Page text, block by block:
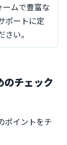
ムで豊富な
ポートに定
い。
のチェック
ポイントをチ